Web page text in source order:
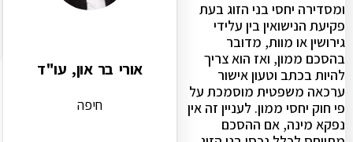
ומסדירה יחסי בני הזוג בעת
פקיעת הנישואין בין עלידי
גירושין או מוות, מדובר
בהסכם ממון, ואז הוא צריך
להיות בכתב וטעון אישור
ערכאה משפטית מוסמכת על
פי חוק יחסי ממון. לעניין זה אין
נפקא מינה, אם ההסכם
אורי בר און, עו"ד
חיפה